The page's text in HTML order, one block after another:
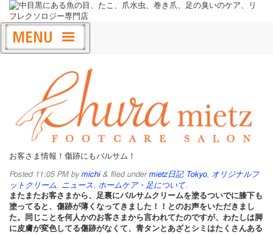
お客さま情報！傷跡にもバルサム！
Posted 11:05 PMbymichi & filed undermietz日記 Tokyo, オリジナルフ
ットクリーム, ニュース, ホームケア・足について.
またまたお客さまから、足裏にバルサムクリームを塗るついでに膝下も
塗ってると、傷跡が薄くなってきました！！とのお声をいただきまし
た。同じことを何人かのお客さまから言われてたのですが、わたしは脚
に皮膚が変色してる傷跡がなくて、青タンとあざとシミはたくさんある